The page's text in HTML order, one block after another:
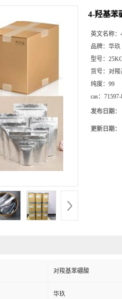
4-羟基苯
英文名称：
品牌： 华玖
型号：
货号： 对羧
纯度： 99
cas：
发布日期：
更新日期：
对羧基苯硼酸
华玖